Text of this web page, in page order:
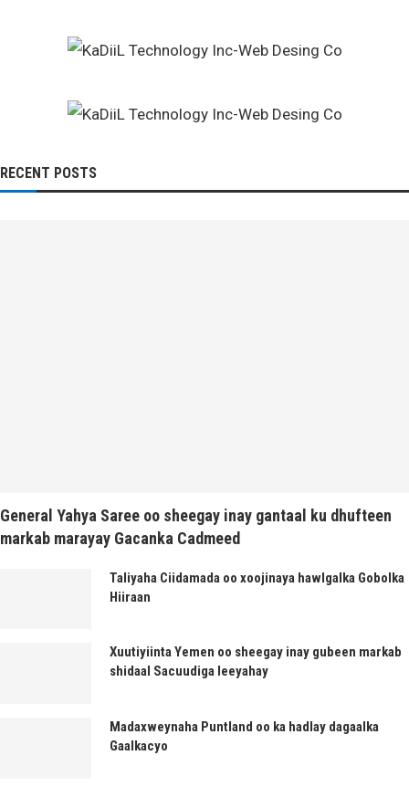
RECENT POSTS
General Yahya Saree oo sheegay inay gantaal ku dhufteen
markab marayay Gacanka Cadmeed
Taliyaha Ciidamada oo xoojinaya hawlgalka Gobolka
Hiiraan
Xuutiyiinta Yemen oo sheegay inay gubeen markab
shidaal Sacuudiga leeyahay
Madaxweynaha Puntland oo ka hadlay dagaalka
Gaalkacyo